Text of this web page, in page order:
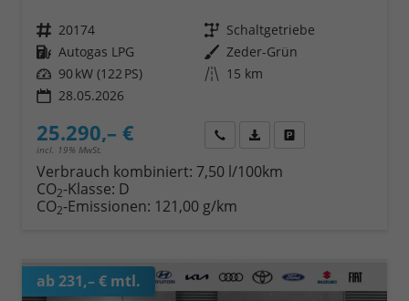
Fahrzeugnr. 20174 Getriebe Schaltgetriebe
Kraftstoff Autogas LPG Außenfarbe Zeder-Grün
Leistung 90 kW (122 PS) Kilometerstand 15 km
28.05.2026
25.290,– €
incl. 19% MwSt.
Wir rufen Sie anFahrzeugexposé (PDF)
Verbrauch kombiniert: 7,50 l/100km
CO2-Klasse: D
CO2-Emissionen: 121,00 g/km
ab 231,– € mtl.